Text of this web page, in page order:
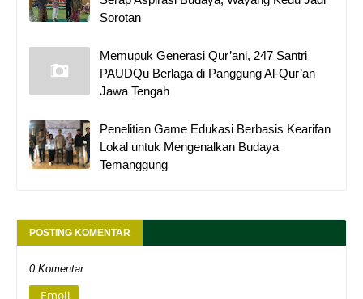
Sorotan
Memupuk Generasi Qur’ani, 247 Santri
PAUDQu Berlaga di Panggung Al-Qur’an
Jawa Tengah
Penelitian Game Edukasi Berbasis Kearifan
Lokal untuk Mengenalkan Budaya
Temanggung
POSTING KOMENTAR
0 Komentar
Emoji